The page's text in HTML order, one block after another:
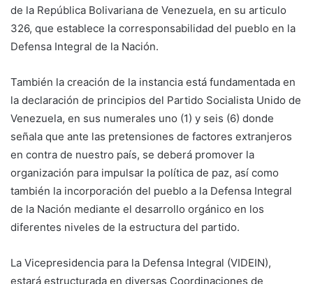
de la República Bolivariana de Venezuela, en su articulo
326, que establece la corresponsabilidad del pueblo en la
Defensa Integral de la Nación.
También la creación de la instancia está fundamentada en
la declaración de principios del Partido Socialista Unido de
Venezuela, en sus numerales uno (1) y seis (6) donde
señala que ante las pretensiones de factores extranjeros
en contra de nuestro país, se deberá promover la
organización para impulsar la política de paz, así como
también la incorporación del pueblo a la Defensa Integral
de la Nación mediante el desarrollo orgánico en los
diferentes niveles de la estructura del partido.
La Vicepresidencia para la Defensa Integral (VIDEIN),
estará estructurada en diversas Coordinaciones de